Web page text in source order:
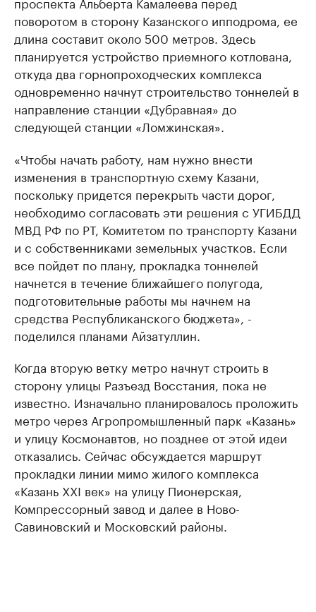
поворотом в сторону Казанского ипподрома, ее
длина составит около 500 метров. Здесь
планируется устройство приемного котлована,
откуда два горнопроходческих комплекса
одновременно начнут строительство тоннелей в
направление станции «Дубравная» до
следующей станции «Ломжинская».
«Чтобы начать работу, нам нужно внести
изменения в транспортную схему Казани,
поскольку придется перекрыть части дорог,
необходимо согласовать эти решения с УГИБДД
МВД РФ по РТ, Комитетом по транспорту Казани
и с собственниками земельных участков. Если
все пойдет по плану, прокладка тоннелей
начнется в течение ближайшего полугода,
подготовительные работы мы начнем на
средства Республиканского бюджета», -
поделился планами Айзатуллин.
Когда вторую ветку метро начнут строить в
сторону улицы Разъезд Восстания, пока не
известно. Изначально планировалось проложить
метро через Агропромышленный парк «Казань»
и улицу Космонавтов, но позднее от этой идеи
отказались. Сейчас обсуждается маршрут
прокладки линии мимо жилого комплекса
«Казань XXI век» на улицу Пионерская,
Компрессорный завод и далее в Ново-
Савиновский и Московский районы.